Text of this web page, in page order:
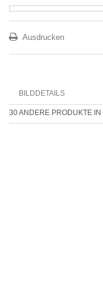
Ausdrucken
BILDDETAILS
30 ANDERE PRODUKTE